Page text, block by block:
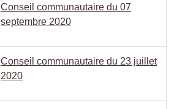
Conseil communautaire du 07
septembre 2020
Conseil communautaire du 23 juillet
2020